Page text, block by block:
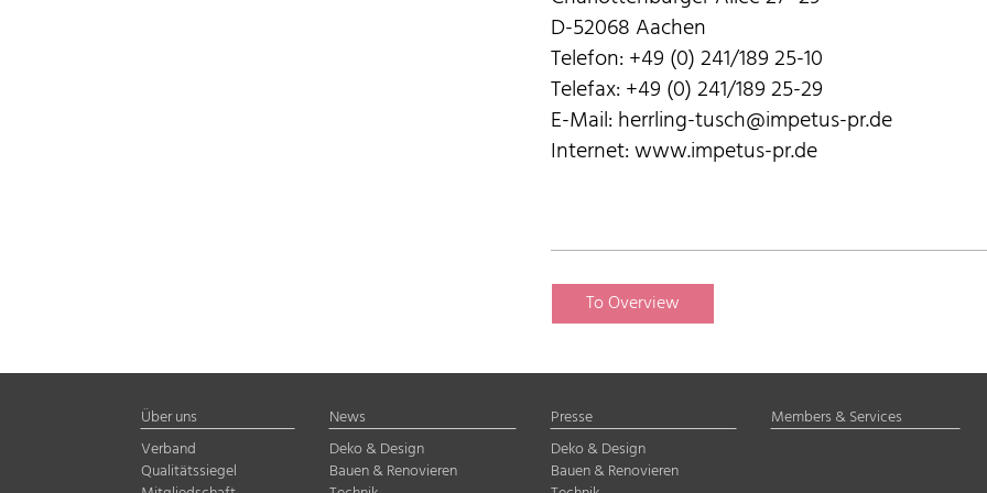
D-52068 Aachen
Telefon: +49 (0) 241/189 25-10
Telefax: +49 (0) 241/189 25-29
E-Mail: herrling-tusch@impetus-pr.de
Internet: www.impetus-pr.de
To Overview
Über uns
Verband
Qualitätssiegel
News
Deko & Design
Bauen & Renovieren
Presse
Deko & Design
Bauen & Renovieren
Members & Services